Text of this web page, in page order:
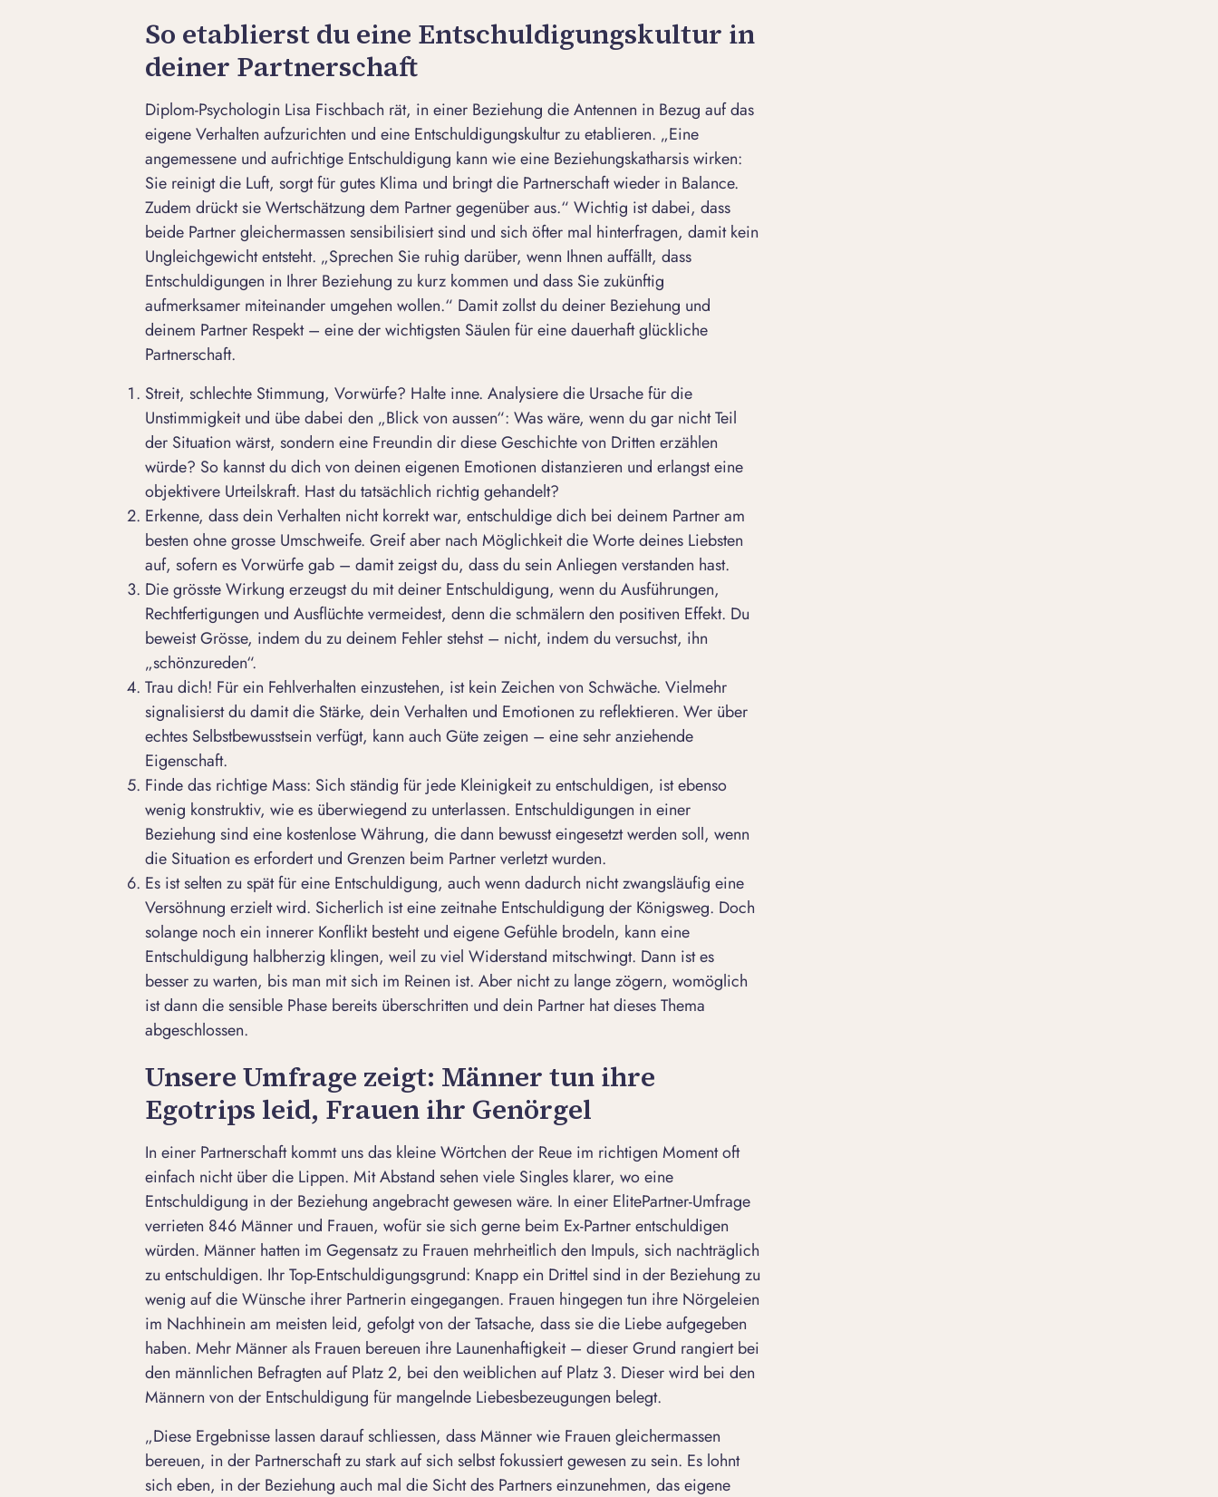
So etablierst du eine Entschuldigungskultur in
deiner Partnerschaft
Diplom-Psychologin Lisa Fischbach rät, in einer Beziehung die Antennen in Bezug auf das
eigene Verhalten aufzurichten und eine Entschuldigungskultur zu etablieren. „Eine
angemessene und aufrichtige Entschuldigung kann wie eine Beziehungskatharsis wirken:
Sie reinigt die Luft, sorgt für gutes Klima und bringt die Partnerschaft wieder in Balance.
Zudem drückt sie Wertschätzung dem Partner gegenüber aus.“ Wichtig ist dabei, dass
beide Partner gleichermassen sensibilisiert sind und sich öfter mal hinterfragen, damit kein
Ungleichgewicht entsteht. „Sprechen Sie ruhig darüber, wenn Ihnen auffällt, dass
Entschuldigungen in Ihrer Beziehung zu kurz kommen und dass Sie zukünftig
aufmerksamer miteinander umgehen wollen.“ Damit zollst du deiner Beziehung und
deinem Partner Respekt – eine der wichtigsten Säulen für eine dauerhaft glückliche
Partnerschaft.
Streit, schlechte Stimmung, Vorwürfe? Halte inne. Analysiere die Ursache für die
Unstimmigkeit und übe dabei den „Blick von aussen“: Was wäre, wenn du gar nicht Teil
der Situation wärst, sondern eine Freundin dir diese Geschichte von Dritten erzählen
würde? So kannst du dich von deinen eigenen Emotionen distanzieren und erlangst eine
objektivere Urteilskraft. Hast du tatsächlich richtig gehandelt?
Erkenne, dass dein Verhalten nicht korrekt war, entschuldige dich bei deinem Partner am
besten ohne grosse Umschweife. Greif aber nach Möglichkeit die Worte deines Liebsten
auf, sofern es Vorwürfe gab – damit zeigst du, dass du sein Anliegen verstanden hast.
Die grösste Wirkung erzeugst du mit deiner Entschuldigung, wenn du Ausführungen,
Rechtfertigungen und Ausflüchte vermeidest, denn die schmälern den positiven Effekt. Du
beweist Grösse, indem du zu deinem Fehler stehst – nicht, indem du versuchst, ihn
„schönzureden“.
Trau dich! Für ein Fehlverhalten einzustehen, ist kein Zeichen von Schwäche. Vielmehr
signalisierst du damit die Stärke, dein Verhalten und Emotionen zu reflektieren. Wer über
echtes Selbstbewusstsein verfügt, kann auch Güte zeigen – eine sehr anziehende
Eigenschaft.
Finde das richtige Mass: Sich ständig für jede Kleinigkeit zu entschuldigen, ist ebenso
wenig konstruktiv, wie es überwiegend zu unterlassen. Entschuldigungen in einer
Beziehung sind eine kostenlose Währung, die dann bewusst eingesetzt werden soll, wenn
die Situation es erfordert und Grenzen beim Partner verletzt wurden.
Es ist selten zu spät für eine Entschuldigung, auch wenn dadurch nicht zwangsläufig eine
Versöhnung erzielt wird. Sicherlich ist eine zeitnahe Entschuldigung der Königsweg. Doch
solange noch ein innerer Konflikt besteht und eigene Gefühle brodeln, kann eine
Entschuldigung halbherzig klingen, weil zu viel Widerstand mitschwingt. Dann ist es
besser zu warten, bis man mit sich im Reinen ist. Aber nicht zu lange zögern, womöglich
ist dann die sensible Phase bereits überschritten und dein Partner hat dieses Thema
abgeschlossen.
Unsere Umfrage zeigt: Männer tun ihre
Egotrips leid, Frauen ihr Genörgel
In einer Partnerschaft kommt uns das kleine Wörtchen der Reue im richtigen Moment oft
einfach nicht über die Lippen. Mit Abstand sehen viele Singles klarer, wo eine
Entschuldigung in der Beziehung angebracht gewesen wäre. In einer ElitePartner-Umfrage
verrieten 846 Männer und Frauen, wofür sie sich gerne beim Ex-Partner entschuldigen
würden. Männer hatten im Gegensatz zu Frauen mehrheitlich den Impuls, sich nachträglich
zu entschuldigen. Ihr Top-Entschuldigungsgrund: Knapp ein Drittel sind in der Beziehung zu
wenig auf die Wünsche ihrer Partnerin eingegangen. Frauen hingegen tun ihre Nörgeleien
im Nachhinein am meisten leid, gefolgt von der Tatsache, dass sie die Liebe aufgegeben
haben. Mehr Männer als Frauen bereuen ihre Launenhaftigkeit – dieser Grund rangiert bei
den männlichen Befragten auf Platz 2, bei den weiblichen auf Platz 3. Dieser wird bei den
Männern von der Entschuldigung für mangelnde Liebesbezeugungen belegt.
„Diese Ergebnisse lassen darauf schliessen, dass Männer wie Frauen gleichermassen
bereuen, in der Partnerschaft zu stark auf sich selbst fokussiert gewesen zu sein. Es lohnt
sich eben, in der Beziehung auch mal die Sicht des Partners einzunehmen, das eigene